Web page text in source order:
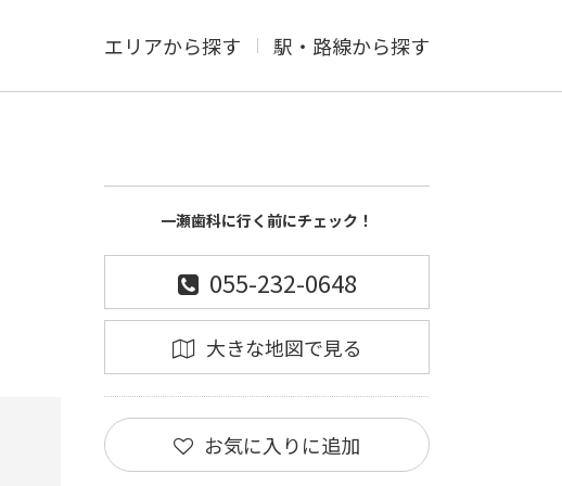
エリアから探す 駅・路線から探す
一瀬歯科に行く前にチェック！
055-232-0648
大きな地図で見る
お気に入りに追加